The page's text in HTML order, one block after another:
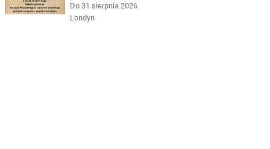
Do 31 sierpnia 2026
Londyn